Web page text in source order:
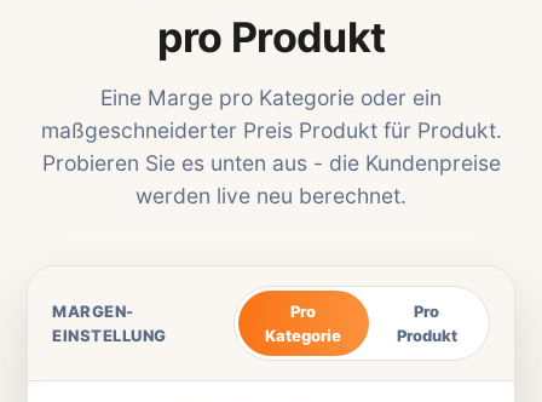
pro Produkt
Eine Marge pro Kategorie oder ein
maßgeschneiderter Preis Produkt für Produkt.
Probieren Sie es unten aus - die Kundenpreise
werden live neu berechnet.
MARGEN-
EINSTELLUNG
Pro
Kategorie
Pro
Produkt